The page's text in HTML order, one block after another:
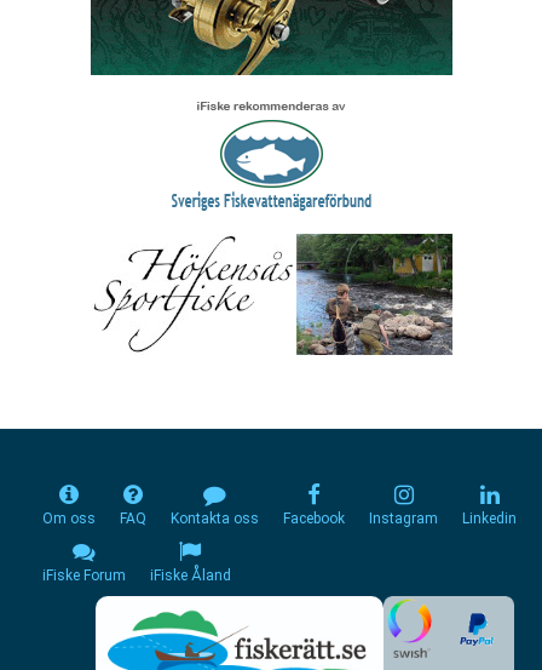
Om oss FAQ Kontakta oss Facebook Instagram Linkedin
iFiske Forum iFiske Åland